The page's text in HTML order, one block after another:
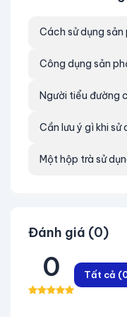
Cách sử dụng sản
Công dụng sản
Người tiểu đường
Cần lưu ý gì khi sử
Một hộp trà sử
Đánh giá (0)
0 Tất cả